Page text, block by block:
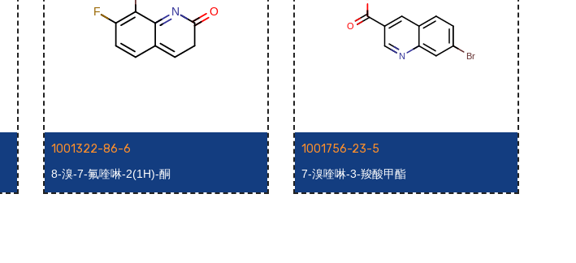
1001322-86-6
8-溴-7-氟喹啉-2(1H)-酮
1001756-23-5
7-溴喹啉-3-羧酸甲酯